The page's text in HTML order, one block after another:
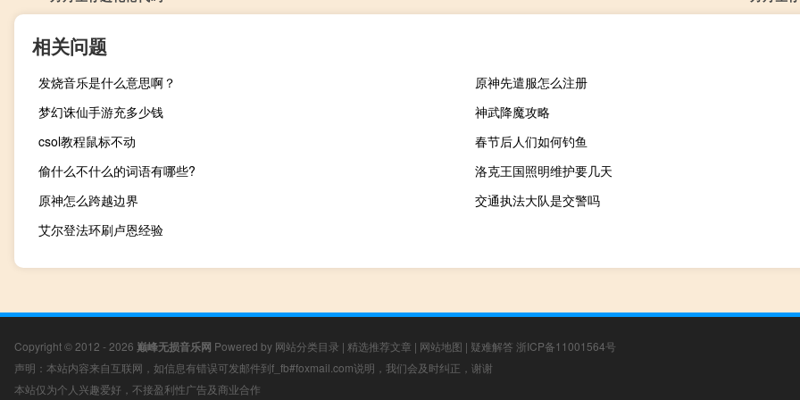
相关问题
发烧音乐是什么意思啊？
原神先遣服怎么注册
梦幻诛仙手游充多少钱
神武降魔攻略
csol教程鼠标不动
春节后人们如何钓鱼
偷什么不什么的词语有哪些?
洛克王国照明维护要几天
原神怎么跨越边界
交通执法大队是交警吗
艾尔登法环刷卢恩经验
Copyright © 2012 - 2026 巅峰无损音乐网 Powered by 网站分类目录 | 精选推荐文章 | 网站地图 | 疑难解答 浙ICP备11001564号
声明：本站内容来自互联网，如信息有错误可发邮件到f_fb#foxmail.com说明，我们会及时纠正，谢谢
本站仅为个人兴趣爱好，不接盈利性广告及商业合作